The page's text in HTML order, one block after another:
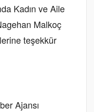
Kadın ve Aile
Malkoç
teşekkür
Ajansı